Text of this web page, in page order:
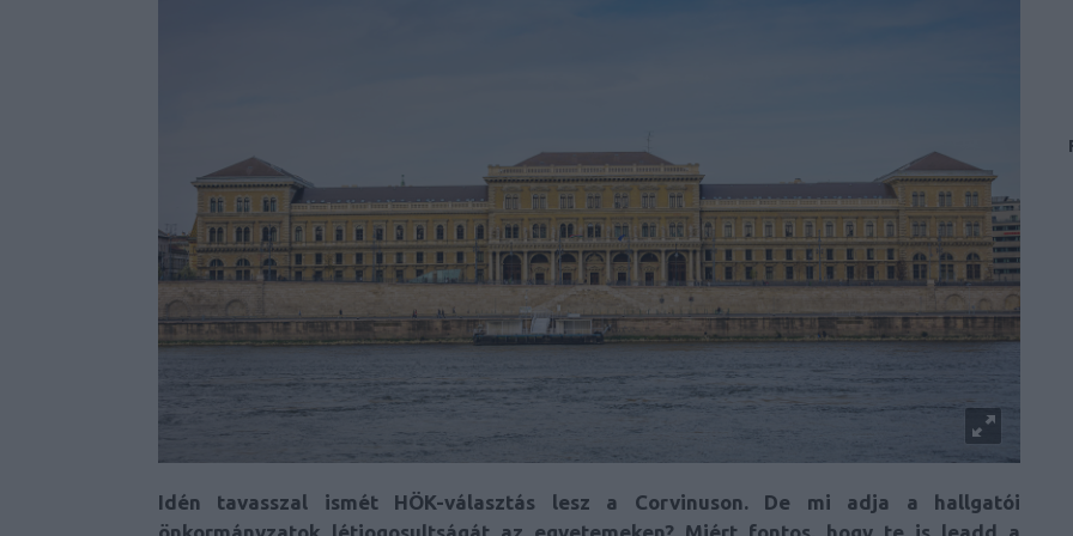
Idén tavasszal ismét HÖK-választás lesz a Corvinuson. De mi adja a hallgatói